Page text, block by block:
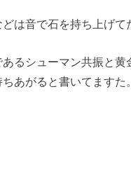
は音で石を持ち上げて
るシューマン共振と黄
あがると書いてますた。